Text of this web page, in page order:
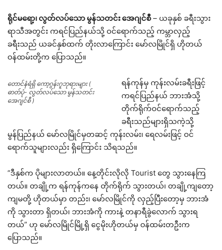
ရိုင်မရော့၊ လွတ်လပ်သော မွန်သတင်း အေဂျင်စီ – ယခုနှစ် ခရီးသွား
ရာသီအတွင်း ကရင်ပြည်နယ်သို့ ဝင်ရောက်သည့် ကမ္ဘာလှည့်
ခရီးသည် ယခင်နှစ်ထက် တိုးလာကြောင်း မော်လမြိုင်ရှိ ဟိုတယ်
ဝန်ထမ်းတို့က ပြောသည်။
တောင်နံရံရှိ ကော့ဂွန်းဂူဘုရားများ (
ဓာတ်ပုံ- လွတ်လပ်သော မွန်သတင်း
အေဂျင်စီ )
ရန်ကုန်မှ ကုန်းလမ်းခရီးဖြင့်
ကရင်ပြည်နယ် ဘားအံသို့
တိုက်ရိုက်ဝင်ရောက်သည့်
ခရီးသည်များရှိသကဲ့သို့
မွန်ပြည်နယ် မော်လမြိုင်မှတဆင့် ကုန်းလမ်း၊ ရေလမ်းဖြင့် ဝင်
ရောက်သူများလည်း ရှိကြောင်း သိရသည်။
“ဒီနှစ်က ပိုများလာတယ်။ နေ့တိုင်းလိုလို Tourist တွေ သွားနေကြ
တယ်။ တချို့က ရန်ကုန်ကနေ တိုက်ရိုက် သွားတယ်၊ တချို့ကျတော့
ကျမတို့ ဟိုတယ်မှာ တည်း၊ မော်လမြိုင်ကို လှည့်ပြီးတော့မှ ဘားအံ
ကို သွားတာ ရှိတယ်၊ ဘားအံကို ကားနဲ့ တနာရီခွဲလောက် သွားရ
တယ်” ဟု မော်လမြိုင်မြို့ရှိ ငွေမိုးဟိုတယ်မှ ဝန်ထမ်းတဦးက
ပြောသည်။